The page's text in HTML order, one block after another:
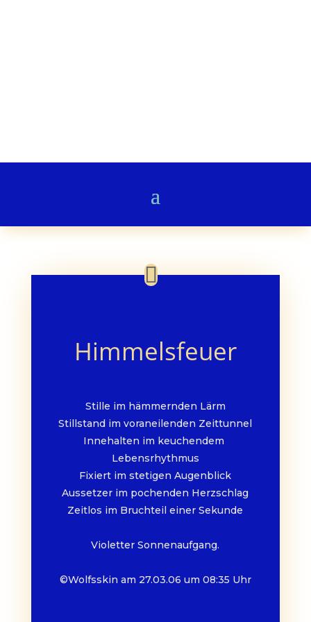
Himmelsfeuer
Stille im hämmernden Lärm
Stillstand im voraneilenden Zeittunnel
Innehalten im keuchendem
Lebensrhythmus
Fixiert im stetigen Augenblick
Aussetzer im pochenden Herzschlag
Zeitlos im Bruchteil einer Sekunde
Violetter Sonnenaufgang.
©Wolfsskin am 27.03.06 um 08:35 Uhr